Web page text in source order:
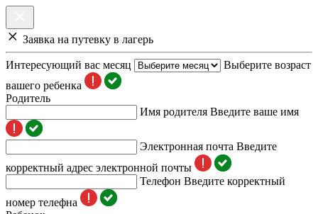
Заявка на путевку в лагерь
Интересующий вас месяц
Выберите возраст
вашего ребенка
Родитель
Имя родителя Введите ваше имя
Электронная почта Введите
корректный адрес электронной почты
Телефон Введите корректный
номер телефна